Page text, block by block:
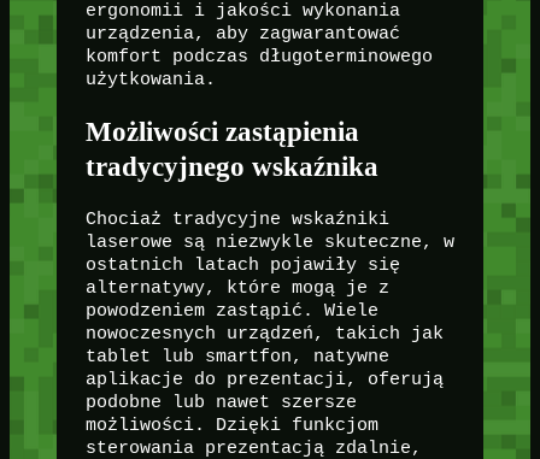
ergonomii i jakości wykonania
urządzenia, aby zagwarantować
komfort podczas długoterminowego
użytkowania.
Możliwości zastąpienia
tradycyjnego wskaźnika
Chociaż tradycyjne wskaźniki
laserowe są niezwykle skuteczne, w
ostatnich latach pojawiły się
alternatywy, które mogą je z
powodzeniem zastąpić. Wiele
nowoczesnych urządzeń, takich jak
tablet lub smartfon, natywne
aplikacje do prezentacji, oferują
podobne lub nawet szersze
możliwości. Dzięki funkcjom
sterowania prezentacją zdalnie,